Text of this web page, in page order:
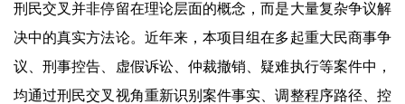
刑民交叉并非停留在理论层面的概念，而是大量复杂争议解
决中的真实方法论。近年来，本项目组在多起重大民商事争
议、刑事控告、虚假诉讼、仲裁撤销、疑难执行等案件中，
均通过刑民交叉视角重新识别案件事实、调整程序路径、控